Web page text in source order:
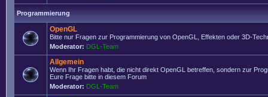
Programmierung
OpenGL
Bitte nur Fragen zur Programmierung von OpenGL, Effekten oder 3D-
Moderator: DGL-Team
Allgemein
Wenn Ihr Fragen habt, die nicht direkt OpenGL betreffen, sondern zur
Eure Frage bitte in diesem Forum
Moderator: DGL-Team